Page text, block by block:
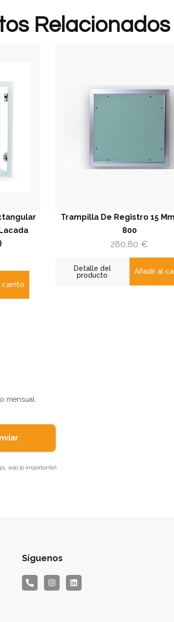
Relacionados
Trampilla De Registro 15 Mm 800 X
280,80€
Detalle del
producto
Añadir al carrito
mensual.
solo lo importante!
Síguenos